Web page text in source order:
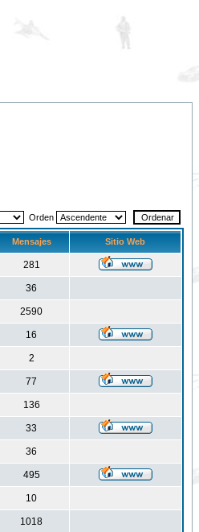
Orden
Mensajes Sitio Web
281
36
2590
16
2
77
136
33
36
495
10
1018